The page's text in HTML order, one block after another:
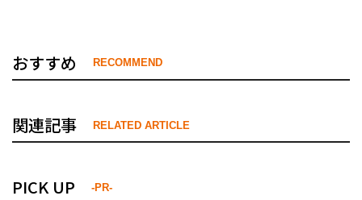
おすすめ RECOMMEND
関連記事 RELATED ARTICLE
PICK UP -PR-